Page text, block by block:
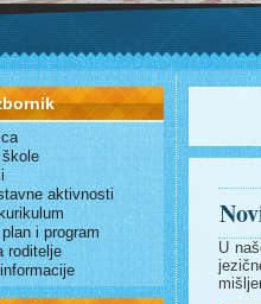
aktivnosti
i program
roditelje
U